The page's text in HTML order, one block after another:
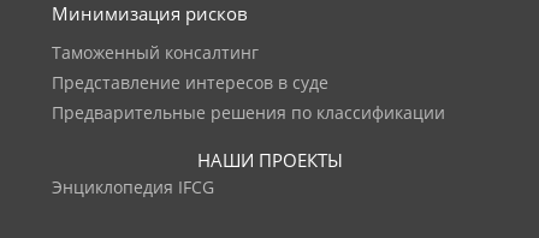
Минимизация рисков
Таможенный консалтинг
Представление интересов в суде
Предварительные решения по классификации
НАШИ ПРОЕКТЫ
Энциклопедия IFCG